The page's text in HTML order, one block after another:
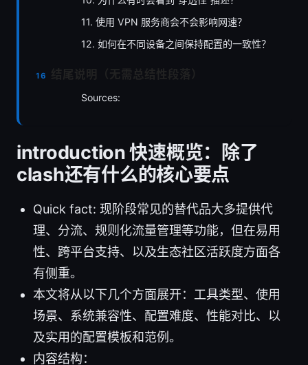
11. 使用 VPN 服务商会不会影响网速？
12. 如何在不同设备之间保持配置的一致性？
Sources:
introduction 快速概览：除了
clash还有什么的核心要点
Quick fact: 现阶段常见的替代品大多提供代
理、分流、规则化流量管理等功能，但在易用
性、跨平台支持、以及生态社区活跃度方面各
有侧重。
本文将从以下几个方面展开：工具类型、使用
场景、系统兼容性、配置难度、性能对比、以
及实用的配置模板和范例。
内容结构：